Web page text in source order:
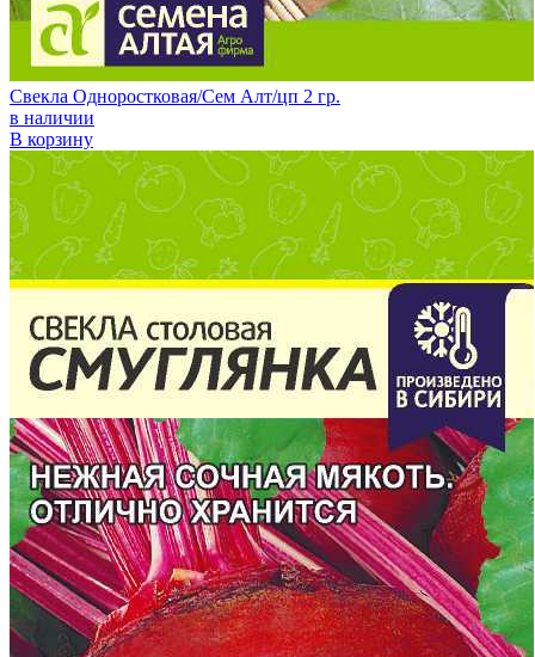
Свекла Одноростковая/Сем Алт/цп 2 гр.
в наличии
В корзину